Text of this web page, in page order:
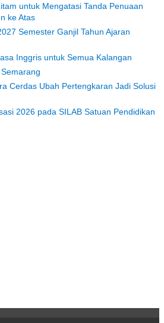
untuk Mengatasi Tanda Penuaan
ke Atas
Semester Ganjil Tahun Ajaran
Inggris untuk Semua Kalangan
Cerdas Ubah Pertengkaran Jadi Solusi
2026 pada SILAB Satuan Pendidikan